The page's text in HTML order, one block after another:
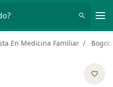
En Medicina Familiar